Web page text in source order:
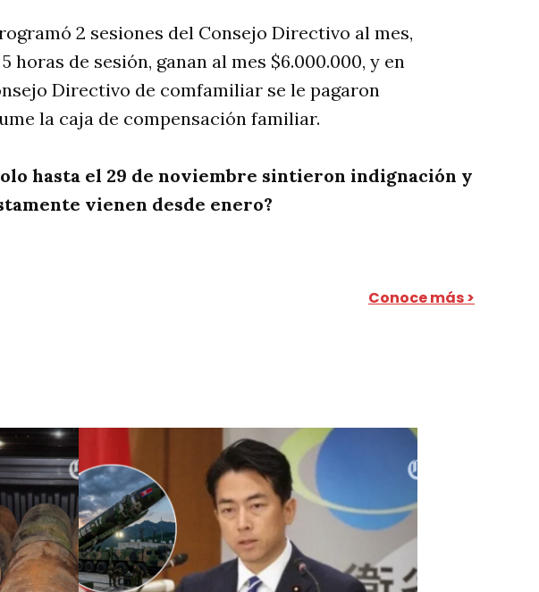
2 sesiones del Consejo Directivo al mes,
de sesión, ganan al mes $6.000.000, y en
Directivo de comfamiliar se le pagaron
la caja de compensación familiar.
hasta el 29 de noviembre sintieron indignación y
vienen desde enero?
Conoce más >